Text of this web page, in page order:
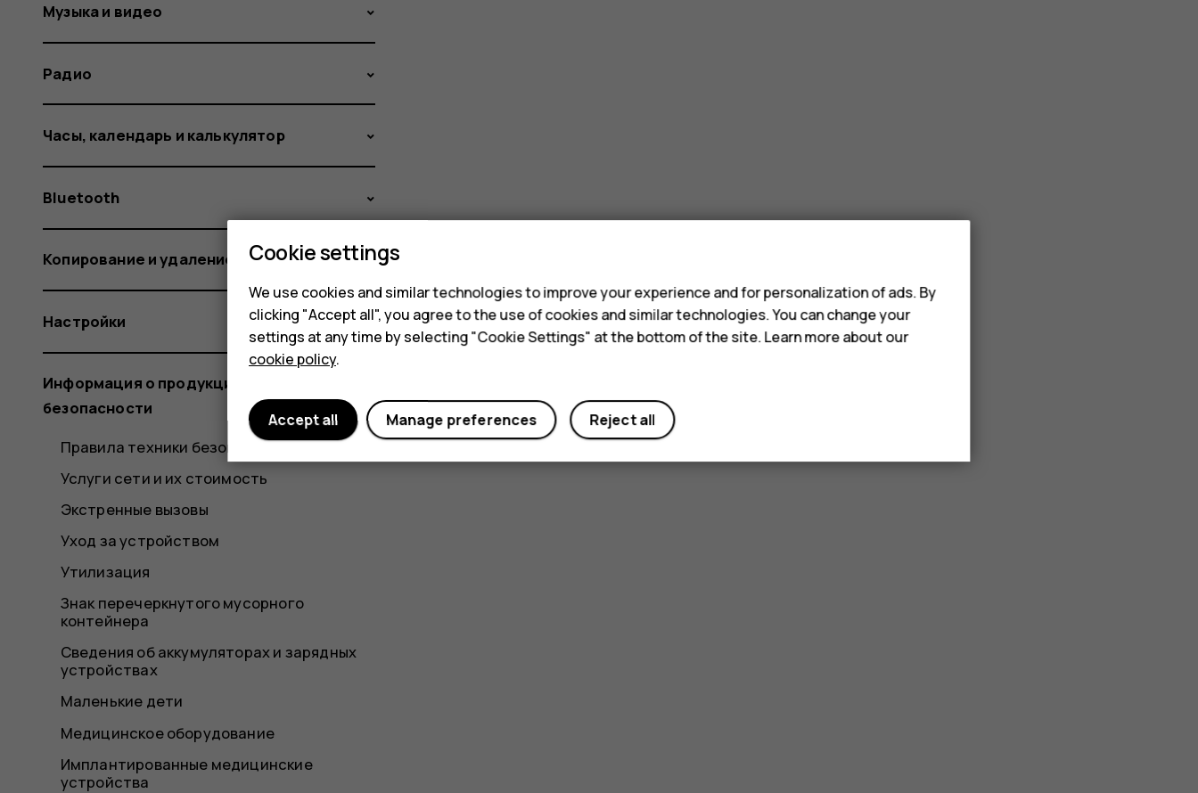
Музыка и видео
Радио
Часы, календарь и калькулятор
Bluetooth
Копирование и удаление содержимого
Настройки
Информация о продукции и технике
безопасности
Правила техники безопасности
Услуги сети и их стоимость
Экстренные вызовы
Уход за устройством
Утилизация
Знак перечеркнутого мусорного
контейнера
Сведения об аккумуляторах и зарядных
устройствах
Маленькие дети
Медицинское оборудование
Имплантированные медицинские
устройства
Cookie settings
We use cookies and similar technologies to improve your experience and for personalization of ads. By
clicking "Accept all", you agree to the use of cookies and similar technologies. You can change your
settings at any time by selecting "Cookie Settings" at the bottom of the site. Learn more about our
cookie policy.
Reject all
Manage preferences
Accept all